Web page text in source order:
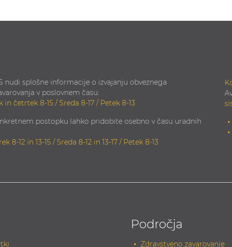
nudi splošne informacije o izvajanju obveznega
v poslovnem času:
in četrtek 8-15 / Sreda 8-17 / Petek 8-13
postopku lahko pridobite osebno v času uradnih
8-12 in 13-15 / Sreda 8-12 in 13-17 / Petek 8-13
Področja
Zdravstveno zavarovanje